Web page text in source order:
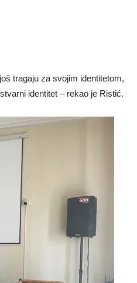
tragaju za svojim identitetom,
identitet – rekao je Ristić.